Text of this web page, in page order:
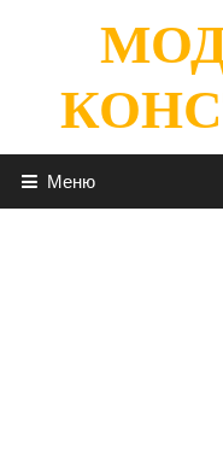
содержимому
Меню